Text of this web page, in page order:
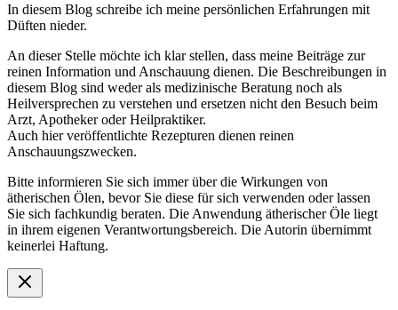
In diesem Blog schreibe ich meine persönlichen Erfahrungen mit
Düften nieder.
An dieser Stelle möchte ich klar stellen, dass meine Beiträge zur
reinen Information und Anschauung dienen. Die Beschreibungen in
diesem Blog sind weder als medizinische Beratung noch als
Heilversprechen zu verstehen und ersetzen nicht den Besuch beim
Arzt, Apotheker oder Heilpraktiker.
Auch hier veröffentlichte Rezepturen dienen reinen
Anschauungszwecken.
Bitte informieren Sie sich immer über die Wirkungen von
ätherischen Ölen, bevor Sie diese für sich verwenden oder lassen
Sie sich fachkundig beraten. Die Anwendung ätherischer Öle liegt
in ihrem eigenen Verantwortungsbereich. Die Autorin übernimmt
keinerlei Haftung.